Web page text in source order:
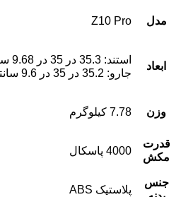
مدل Z10 Pro
ابعاد
جارو: 35.2 در 35 در 9.6 سانتی‌متر
وزن 7.78 کیلوگرم
قدرت
مکش
4000 پاسکال
جنس
پلاستیک ABS